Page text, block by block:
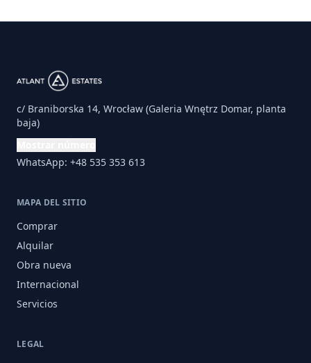
c/ Braniborska 14, Wrocław (Galeria Wnętrz Domar, planta
baja)
WhatsApp: +48 535 353 613
MAPA DEL SITIO
Comprar
Alquilar
Obra nueva
Internacional
Servicios
LEGAL